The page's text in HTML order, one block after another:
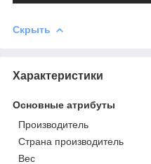
Скрыть
Характеристики
Основные атрибуты
Производитель
Страна производитель
Вес